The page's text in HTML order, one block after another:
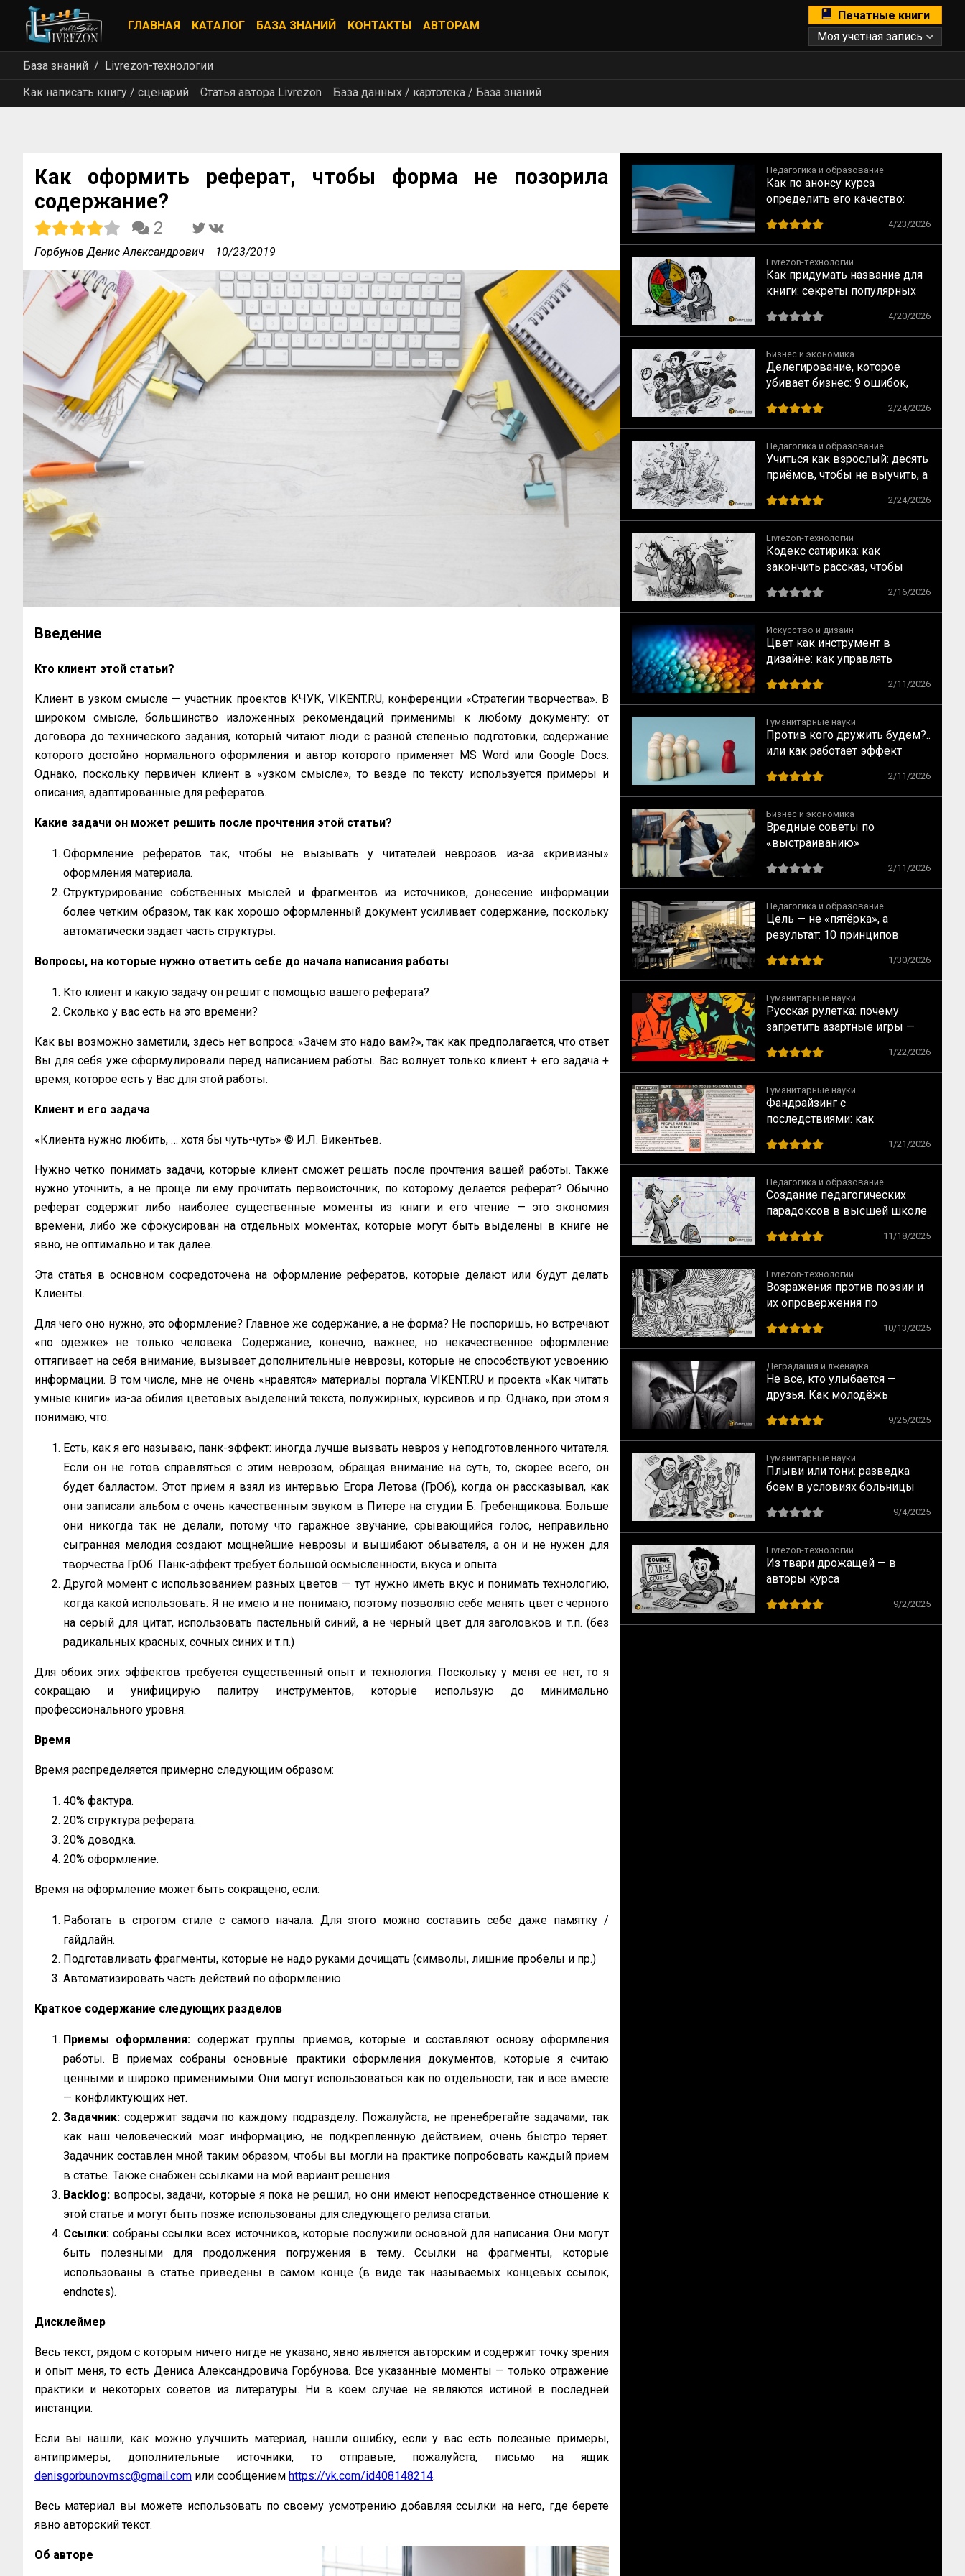
ГЛАВНАЯ КАТАЛОГ БАЗА ЗНАНИЙ КОНТАКТЫ АВТОРАМ
Печатные книги
Моя учетная запись
База знаний
Livrezon-технологии
Как написать книгу / сценарий
Статья автора Livrezon База данных / картотека / База знаний
Как оформить реферат, чтобы форма не позорила
содержание?
2
Горбунов Денис Александрович 10/23/2019
Введение
Кто клиент этой статьи?
Клиент в узком смысле — участник проектов КЧУК, VIKENT.RU, конференции «Стратегии творчества». В
широком смысле, большинство изложенных рекомендаций применимы к любому документу: от
договора до технического задания, который читают люди с разной степенью подготовки, содержание
которого достойно нормального оформления и автор которого применяет MS Word или Google Docs.
Однако, поскольку первичен клиент в «узком смысле», то везде по тексту используется примеры и
описания, адаптированные для рефератов.
Какие задачи он может решить после прочтения этой статьи?
Оформление рефератов так, чтобы не вызывать у читателей неврозов из-за «кривизны»
оформления материала.
Структурирование собственных мыслей и фрагментов из источников, донесение информации
более четким образом, так как хорошо оформленный документ усиливает содержание, поскольку
автоматически задает часть структуры.
Вопросы, на которые нужно ответить себе до начала написания работы
Кто клиент и какую задачу он решит с помощью вашего реферата?
Сколько у вас есть на это времени?
Как вы возможно заметили, здесь нет вопроса: «Зачем это надо вам?», так как предполагается, что ответ
Вы для себя уже сформулировали перед написанием работы. Вас волнует только клиент + его задача +
время, которое есть у Вас для этой работы.
Клиент и его задача
«Клиента нужно любить, … хотя бы чуть-чуть» © И.Л. Викентьев.
Нужно четко понимать задачи, которые клиент сможет решать после прочтения вашей работы. Также
нужно уточнить, а не проще ли ему прочитать первоисточник, по которому делается реферат? Обычно
реферат содержит либо наиболее существенные моменты из книги и его чтение — это экономия
времени, либо же сфокусирован на отдельных моментах, которые могут быть выделены в книге не
явно, не оптимально и так далее.
Эта статья в основном сосредоточена на оформление рефератов, которые делают или будут делать
Клиенты.
Для чего оно нужно, это оформление? Главное же содержание, а не форма? Не поспоришь, но встречают
«по одежке» не только человека. Содержание, конечно, важнее, но некачественное оформление
оттягивает на себя внимание, вызывает дополнительные неврозы, которые не способствуют усвоению
информации. В том числе, мне не очень «нравятся» материалы портала VIKENT.RU и проекта «Как читать
умные книги» из-за обилия цветовых выделений текста, полужирных, курсивов и пр. Однако, при этом я
понимаю, что:
Есть, как я его называю, панк-эффект: иногда лучше вызвать невроз у неподготовленного читателя.
Если он не готов справляться с этим неврозом, обращая внимание на суть, то, скорее всего, он
будет балластом. Этот прием я взял из интервью Егора Летова (ГрОб), когда он рассказывал, как
они записали альбом с очень качественным звуком в Питере на студии Б. Гребенщикова. Больше
они никогда так не делали, потому что гаражное звучание, срывающийся голос, неправильно
сыгранная мелодия создают мощнейшие неврозы и вышибают обывателя, а он и не нужен для
творчества ГрОб. Панк-эффект требует большой осмысленности, вкуса и опыта.
Другой момент с использованием разных цветов — тут нужно иметь вкус и понимать технологию,
когда какой использовать. Я не имею и не понимаю, поэтому позволяю себе менять цвет с черного
на серый для цитат, использовать пастельный синий, а не черный цвет для заголовков и т.п. (без
радикальных красных, сочных синих и т.п.)
Для обоих этих эффектов требуется существенный опыт и технология. Поскольку у меня ее нет, то я
сокращаю и унифицирую палитру инструментов, которые использую до минимально
профессионального уровня.
Время
Время распределяется примерно следующим образом:
40% фактура.
20% структура реферата.
20% доводка.
20% оформление.
Время на оформление может быть сокращено, если:
Работать в строгом стиле с самого начала. Для этого можно составить себе даже памятку /
гайдлайн.
Подготавливать фрагменты, которые не надо руками дочищать (символы, лишние пробелы и пр.)
Автоматизировать часть действий по оформлению.
Краткое содержание следующих разделов
Приемы оформления: содержат группы приемов, которые и составляют основу оформления
работы. В приемах собраны основные практики оформления документов, которые я считаю
ценными и широко применимыми. Они могут использоваться как по отдельности, так и все вместе
— конфликтующих нет.
Задачник: содержит задачи по каждому подразделу. Пожалуйста, не пренебрегайте задачами, так
как наш человеческий мозг информацию, не подкрепленную действием, очень быстро теряет.
Задачник составлен мной таким образом, чтобы вы могли на практике попробовать каждый прием
в статье. Также снабжен ссылками на мой вариант решения.
Backlog: вопросы, задачи, которые я пока не решил, но они имеют непосредственное отношение к
этой статье и могут быть позже использованы для следующего релиза статьи.
Ссылки: собраны ссылки всех источников, которые послужили основной для написания. Они могут
быть полезными для продолжения погружения в тему. Ссылки на фрагменты, которые
использованы в статье приведены в самом конце (в виде так называемых концевых ссылок,
endnotes).
Дисклеймер
Весь текст, рядом с которым ничего нигде не указано, явно является авторским и содержит точку зрения
и опыт меня, то есть Дениса Александровича Горбунова. Все указанные моменты — только отражение
практики и некоторых советов из литературы. Ни в коем случае не являются истиной в последней
инстанции.
Если вы нашли, как можно улучшить материал, нашли ошибку, если у вас есть полезные примеры,
антипримеры, дополнительные источники, то отправьте, пожалуйста, письмо на ящик
denisgorbunovmsc@gmail.com или сообщением https://vk.com/id408148214.
Весь материал вы можете использовать по своему усмотрению добавляя ссылки на него, где берете
явно авторский текст.
Об авторе
Педагогика и образование
Как по анонсу курса
определить его качество:
4/23/2026
Livrezon-технологии
Как придумать название для
книги: секреты популярных
4/20/2026
Бизнес и экономика
Делегирование, которое
убивает бизнес: 9 ошибок,
сейчас
2/24/2026
Педагогика и образование
Учиться как взрослый: десять
приёмов, чтобы не выучить, а
2/24/2026
Livrezon-технологии
Кодекс сатирика: как
закончить рассказ, чтобы
2/16/2026
Искусство и дизайн
Цвет как инструмент в
дизайне: как управлять
2/11/2026
Гуманитарные науки
Против кого дружить будем?..
или как работает эффект
2/11/2026
Бизнес и экономика
Вредные советы по
«выстраиванию»
века
2/11/2026
Педагогика и образование
Цель — не «пятёрка», а
результат: 10 принципов
обучении
1/30/2026
Гуманитарные науки
Русская рулетка: почему
запретить азартные игры —
понедельники
1/22/2026
Гуманитарные науки
Фандрайзинг с
последствиями: как
тех, кому помогает
1/21/2026
Педагогика и образование
Создание педагогических
парадоксов в высшей школе
11/18/2025
Livrezon-технологии
Возражения против поэзии и
их опровержения по
10/13/2025
Деградация и лженаука
Не все, кто улыбается —
друзья. Как молодёжь
сообщества
9/25/2025
Гуманитарные науки
Плыви или тони: разведка
боем в условиях больницы
9/4/2025
Livrezon-технологии
Из твари дрожащей — в
авторы курса
9/2/2025